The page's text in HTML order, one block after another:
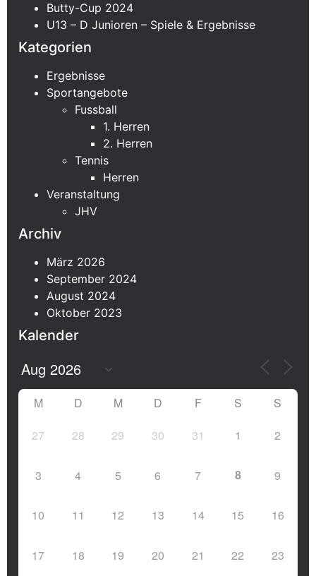
Butty-Cup 2024
U13 – D Junioren – Spiele & Ergebnisse
Kategorien
Ergebnisse
Sportangebote
Fussball
1. Herren
2. Herren
Tennis
Herren
Veranstaltung
JHV
Archiv
März 2026
September 2024
August 2024
Oktober 2023
Kalender
M D M D F S S
27 28 29 30 31 1 2
3 4 5 6 7 8 9
10 11 12 13 14 15 16
17 18 19 20 21 22 23